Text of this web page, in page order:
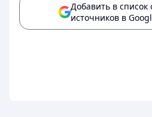
Добавить в список
источников в